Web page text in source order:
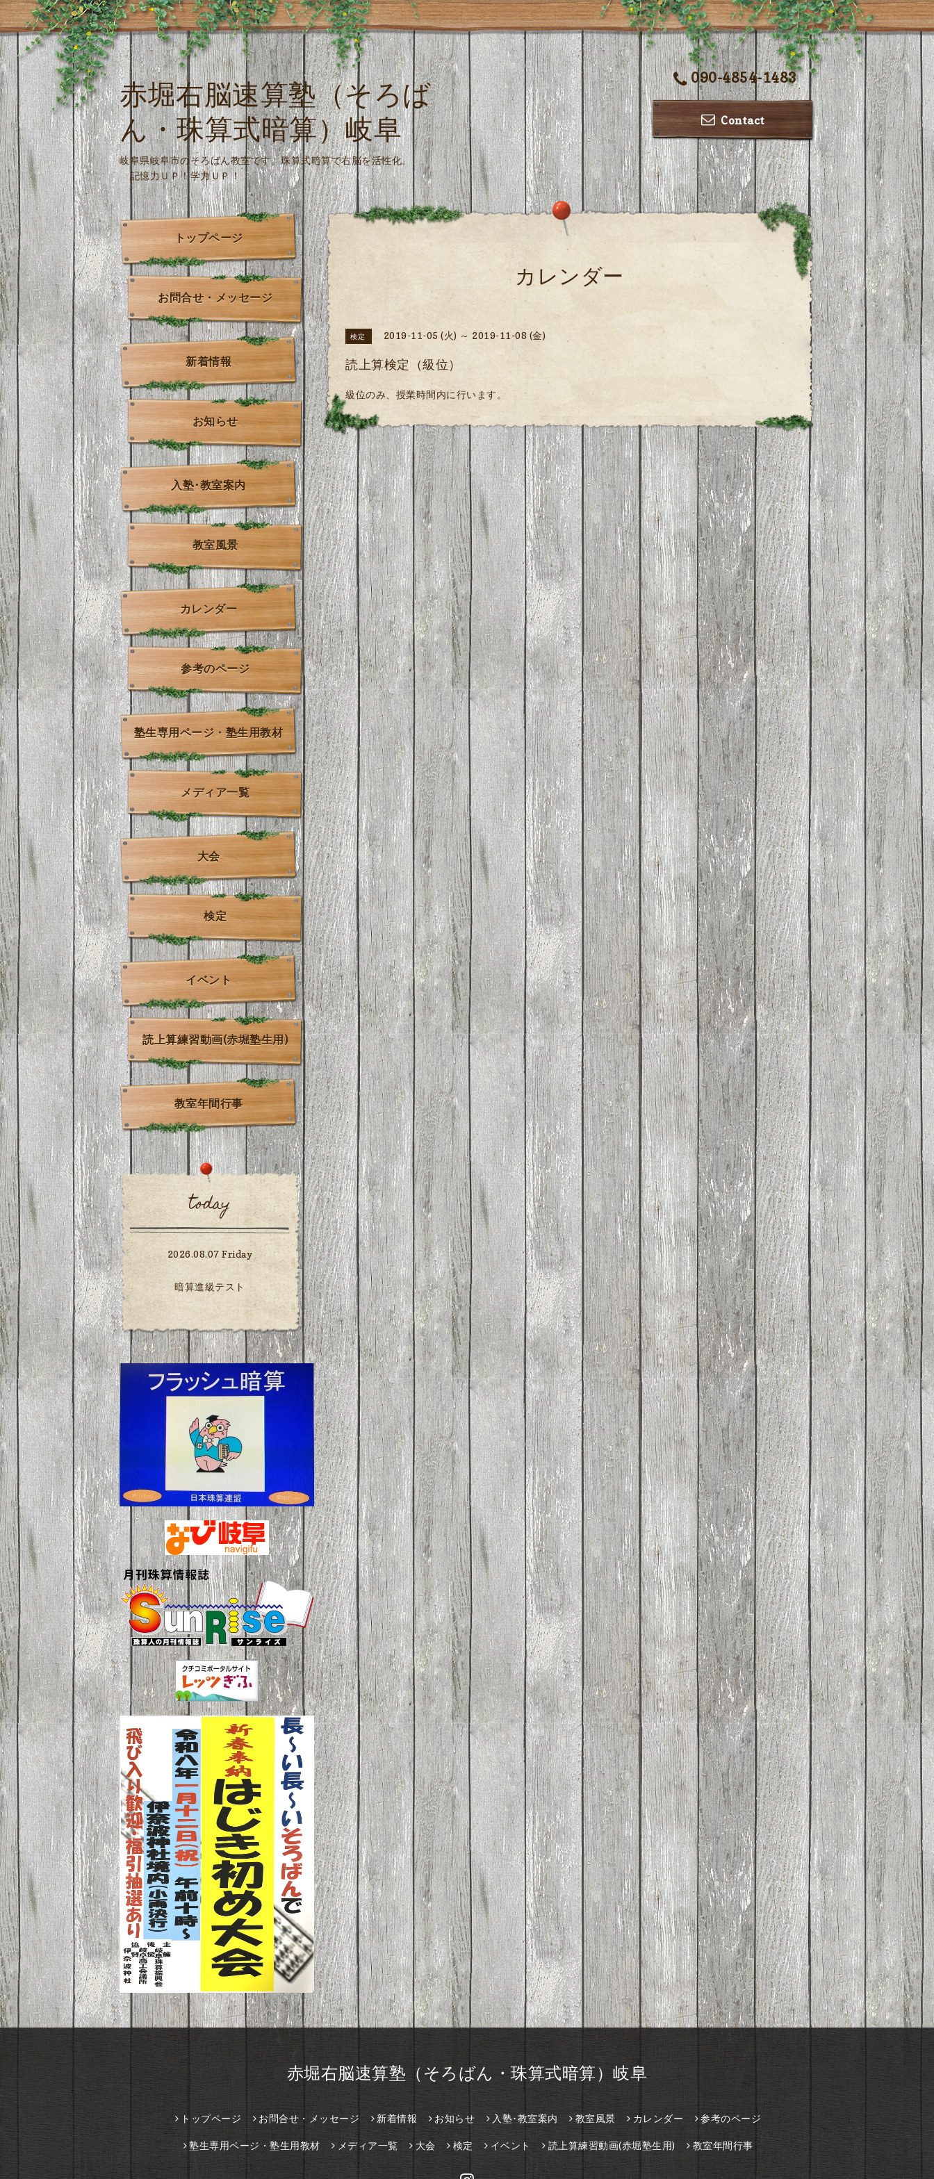
090-4854-1483
Contact
赤堀右脳速算塾（そろば
ん・珠算式暗算）岐阜
岐阜県岐阜市のそろばん教室です。珠算式暗算で右脳を活性化。
記憶力ＵＰ！学力ＵＰ！
カレンダー
検定 2019-11-05 (火) ～ 2019-11-08 (金)
読上算検定（級位）
級位のみ、授業時間内に行います。
トップページ
お問合せ・メッセージ
新着情報
お知らせ
入塾･教室案内
教室風景
カレンダー
参考のページ
塾生専用ページ・塾生用教材
メディア一覧
大会
検定
イベント
読上算練習動画(赤堀塾生用)
教室年間行事
today
2026.08.07 Friday
暗算進級テスト
赤堀右脳速算塾（そろばん・珠算式暗算）岐阜
トップページ お問合せ・メッセージ 新着情報 お知らせ 入塾･教室案内 教室風景 カレンダー 参考のページ
塾生専用ページ・塾生用教材 メディア一覧 大会 検定 イベント 読上算練習動画(赤堀塾生用) 教室年間行事